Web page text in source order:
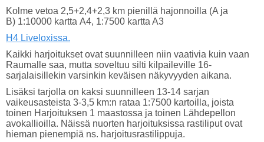
Kolme vetoa 2,5+2,4+2,3 km pienillä hajonnoilla (A ja
B) 1:10000 kartta A4, 1:7500 kartta A3
H4 Liveloxissa.
Kaikki harjoitukset ovat suunnilleen niin vaativia kuin vaan
Raumalle saa, mutta soveltuu silti kilpaileville 16-
sarjalaisillekin varsinkin keväisen näkyvyyden aikana.
Lisäksi tarjolla on kaksi suunnilleen 13-14 sarjan
vaikeusasteista 3-3,5 km:n rataa 1:7500 kartoilla, joista
toinen Harjoituksen 1 maastossa ja toinen Lähdepellon
avokallioilla. Näissä nuorten harjoituksissa rastiliput ovat
hieman pienempiä ns. harjoitusrastilippuja.